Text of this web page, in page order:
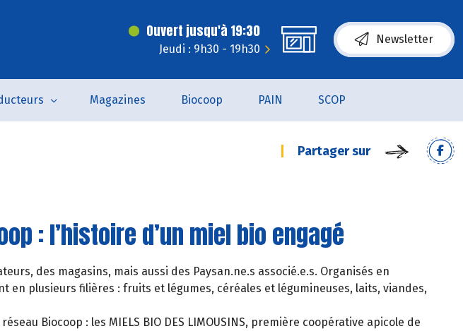
Ouvert jusqu'à 19:30
Jeudi : 9h30 - 19h30
Newsletter
Magazines Biocoop PAIN SCOP
Partager sur
: l’histoire d’un miel bio engagé
des magasins, mais aussi des Paysan.ne.s associé.e.s. Organisés en
en plusieurs filières : fruits et légumes, céréales et légumineuses, laits, viandes,
Biocoop : les MIELS BIO DES LIMOUSINS, première coopérative apicole de